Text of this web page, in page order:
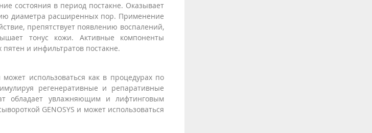
состояния в период постакне. Оказывает
диаметра расширенных пор. Применение
препятствует появлению воспалений,
тонус кожи. Активные компоненты
и инфильтратов постакне.
использоваться как в процедурах по
регенеративные и репаративные
обладает увлажняющим и лифтинговым
GENOSYS и может использоваться